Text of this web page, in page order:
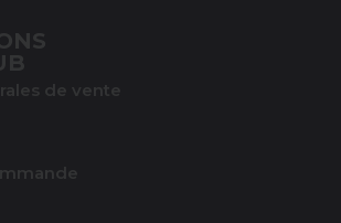
de vente